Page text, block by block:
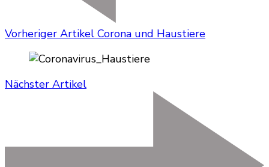
Vorheriger Artikel Corona und Haustiere
Nächster Artikel